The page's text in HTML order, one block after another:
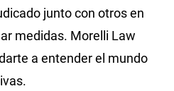
junto con otros en
medidas. Morelli Law
a entender el mundo